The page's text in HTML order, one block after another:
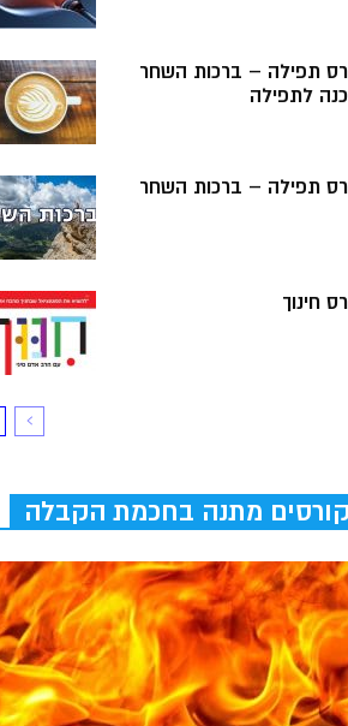
תפילה – ברכות השחר
לתפילה
תפילה – ברכות השחר
חינוך
קורסים מתנה בחכמת הקבלה